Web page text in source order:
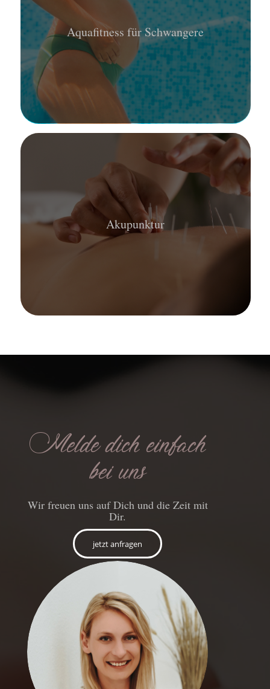
Aquafitness für Schwangere
Akupunktur
Melde dich einfach
bei uns
Wir freuen uns auf Dich und die Zeit mit
Dir.
jetzt anfragen